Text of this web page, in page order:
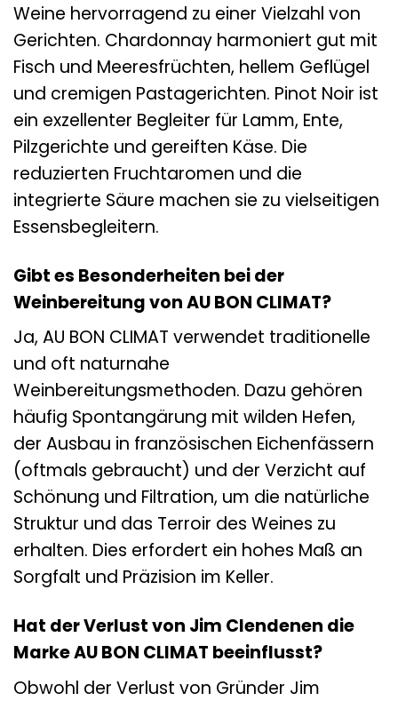
Weine hervorragend zu einer Vielzahl von
Gerichten. Chardonnay harmoniert gut mit
Fisch und Meeresfrüchten, hellem Geflügel
und cremigen Pastagerichten. Pinot Noir ist
ein exzellenter Begleiter für Lamm, Ente,
Pilzgerichte und gereiften Käse. Die
reduzierten Fruchtaromen und die
integrierte Säure machen sie zu vielseitigen
Essensbegleitern.
Gibt es Besonderheiten bei der
Weinbereitung von AU BON CLIMAT?
Ja, AU BON CLIMAT verwendet traditionelle
und oft naturnahe
Weinbereitungsmethoden. Dazu gehören
häufig Spontangärung mit wilden Hefen,
der Ausbau in französischen Eichenfässern
(oftmals gebraucht) und der Verzicht auf
Schönung und Filtration, um die natürliche
Struktur und das Terroir des Weines zu
erhalten. Dies erfordert ein hohes Maß an
Sorgfalt und Präzision im Keller.
Hat der Verlust von Jim Clendenen die
Marke AU BON CLIMAT beeinflusst?
Obwohl der Verlust von Gründer Jim